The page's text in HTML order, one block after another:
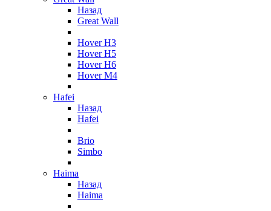
Назад
Great Wall
Hover H3
Hover H5
Hover H6
Hover M4
Hafei
Назад
Hafei
Brio
Simbo
Haima
Назад
Haima